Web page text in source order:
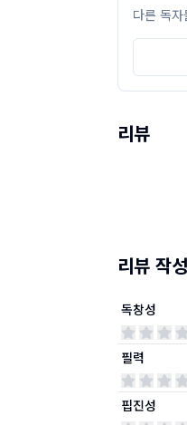
다른 독
리뷰
리뷰 작성
독창성
필력
핍진성